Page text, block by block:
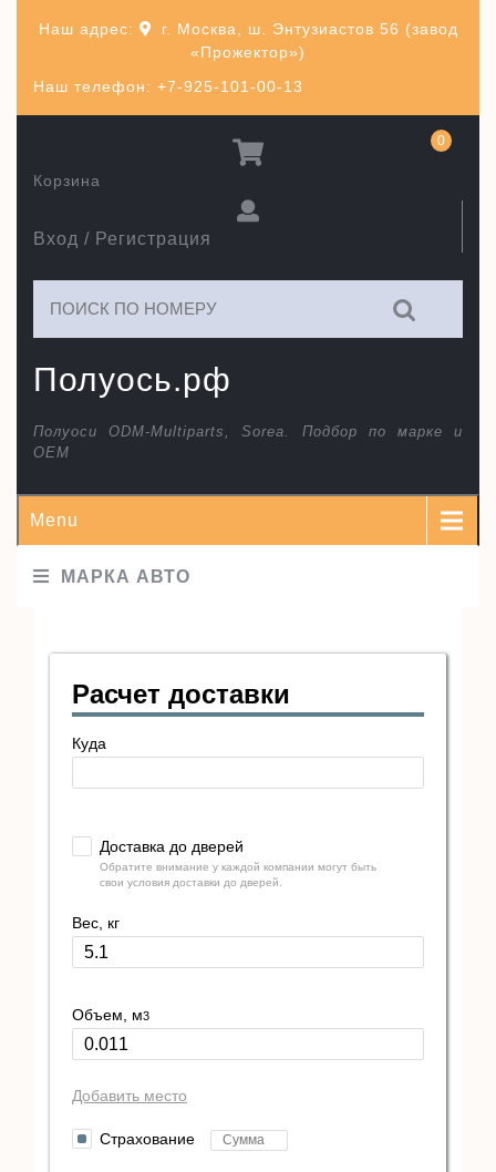
Наш телефон: +7-925-101-00-13
Наш адрес:
г. Москва, ш. Энтузиастов 56 (завод
«Прожектор»)
Полуось.рф
Полуоси ODM-Multiparts, Sorea. Подбор по марке и
ОЕМ
Вход / Регистрация
Корзина
0
Menu
МАРКА АВТО
Расчет доставки
Куда
Доставка до дверей
Обратите внимание у каждой компании могут быть
свои условия доставки до дверей.
Вес, кг
Объем, м3
Добавить место
Страхование